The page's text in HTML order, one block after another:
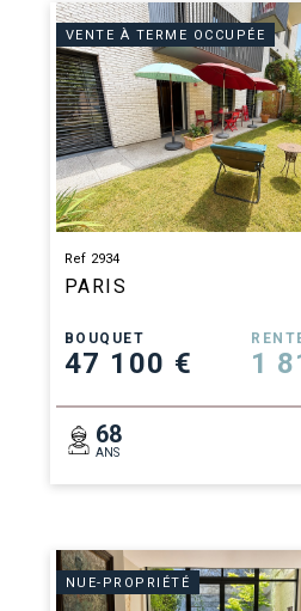
VENTE À TERME OCCUPÉE
Ref 2934
PARIS
BOUQUET
47 100 € 1
68
ANS
NUE-PROPRIÉTÉ